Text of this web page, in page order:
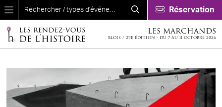
Aller au contenu principal
Réservation
LES MARCHANDS
BLOIS / 29E ÉDITION - DU 7 AU 11 OCTOBRE 2026